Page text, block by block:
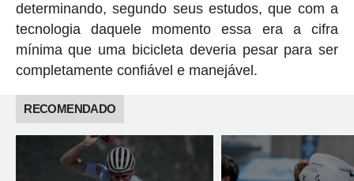
determinando, segundo seus estudos, que com a
tecnologia daquele momento essa era a cifra
mínima que uma bicicleta deveria pesar para ser
completamente confiável e manejável.
RECOMENDADO